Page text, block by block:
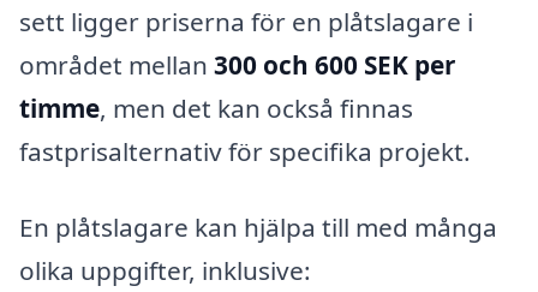
sett ligger priserna för en plåtslagare i
området mellan 300 och 600 SEK per
timme, men det kan också finnas
fastprisalternativ för specifika projekt.
En plåtslagare kan hjälpa till med många
olika uppgifter, inklusive: